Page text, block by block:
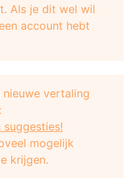
Als je dit wel wil
account hebt
nieuwe vertaling
suggesties!
mogelijk
krijgen.